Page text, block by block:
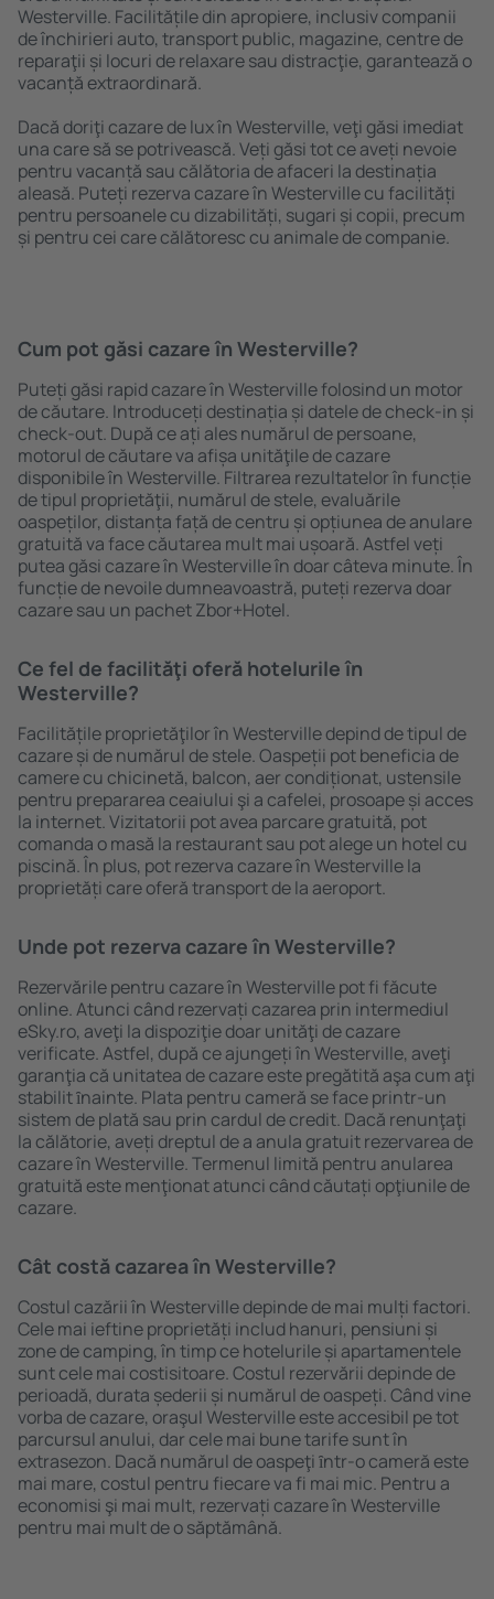
Westerville. Facilitățile din apropiere, inclusiv companii
de închirieri auto, transport public, magazine, centre de
reparaţii și locuri de relaxare sau distracţie, garantează o
vacanță extraordinară.
Dacă doriţi cazare de lux în Westerville, veţi găsi imediat
una care să se potrivească. Veți găsi tot ce aveți nevoie
pentru vacanță sau călătoria de afaceri la destinația
aleasă. Puteți rezerva cazare în Westerville cu facilități
pentru persoanele cu dizabilități, sugari și copii, precum
și pentru cei care călătoresc cu animale de companie.
Cum pot găsi cazare în Westerville?
Puteți găsi rapid cazare în Westerville folosind un motor
de căutare. Introduceți destinația și datele de check-in și
check-out. După ce ați ales numărul de persoane,
motorul de căutare va afișa unităţile de cazare
disponibile în Westerville. Filtrarea rezultatelor în funcție
de tipul proprietăţii, numărul de stele, evaluările
oaspeților, distanța față de centru și opțiunea de anulare
gratuită va face căutarea mult mai ușoară. Astfel veți
putea găsi cazare în Westerville în doar câteva minute. În
funcție de nevoile dumneavoastră, puteți rezerva doar
cazare sau un pachet Zbor+Hotel.
Ce fel de facilităţi oferă hotelurile în
Westerville?
Facilitățile proprietăţilor în Westerville depind de tipul de
cazare și de numărul de stele. Oaspeții pot beneficia de
camere cu chicinetă, balcon, aer condiționat, ustensile
pentru prepararea ceaiului şi a cafelei, prosoape și acces
la internet. Vizitatorii pot avea parcare gratuită, pot
comanda o masă la restaurant sau pot alege un hotel cu
piscină. În plus, pot rezerva cazare în Westerville la
proprietăți care oferă transport de la aeroport.
Unde pot rezerva cazare în Westerville?
Rezervările pentru cazare în Westerville pot fi făcute
online. Atunci când rezervați cazarea prin intermediul
eSky.ro, aveţi la dispoziţie doar unităţi de cazare
verificate. Astfel, după ce ajungeți în Westerville, aveţi
garanţia că unitatea de cazare este pregătită aşa cum aţi
stabilit ȋnainte. Plata pentru cameră se face printr-un
sistem de plată sau prin cardul de credit. Dacă renunţaţi
la călătorie, aveți dreptul de a anula gratuit rezervarea de
cazare în Westerville. Termenul limită pentru anularea
gratuită este menţionat atunci când căutați opţiunile de
cazare.
Cât costă cazarea în Westerville?
Costul cazării în Westerville depinde de mai mulți factori.
Cele mai ieftine proprietăți includ hanuri, pensiuni și
zone de camping, în timp ce hotelurile și apartamentele
sunt cele mai costisitoare. Costul rezervării depinde de
perioadă, durata șederii și numărul de oaspeți. Când vine
vorba de cazare, oraşul Westerville este accesibil pe tot
parcursul anului, dar cele mai bune tarife sunt în
extrasezon. Dacă numărul de oaspeţi ȋntr-o cameră este
mai mare, costul pentru fiecare va fi mai mic. Pentru a
economisi şi mai mult, rezervați cazare în Westerville
pentru mai mult de o săptămână.